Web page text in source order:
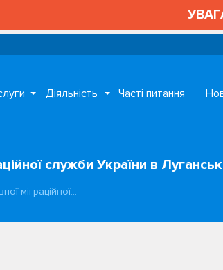
УВАГА!
Діяльність Часті питання
служби України в
міграційної…